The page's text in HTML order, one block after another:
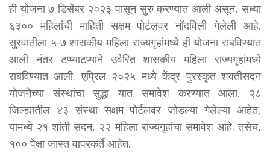
ही योजना ७ डिसेंबर २०२३ पासून सुरु करण्यात आली असून, सध्या
६३०० महिलांची माहिती सक्षम पोर्टलवर नोंदविली गेलेली आहे.
सुरवातीला ५-७ शासकीय महिला राज्यगृहांमध्ये ही योजना राबविण्यात
आली नंतर टप्प्याटप्याने उर्वरित शासकीय महिला राज्यगृहांमध्ये
राबविण्यात आली. एप्रिल २०२५ मध्ये केंद्र पुरस्कृत शक्तीसदन
योजनेच्या संस्थांचा सुद्धा यात समावेश करण्यात आला. २८
जिल्ह्यातील ४३ संस्था सक्षम पोर्टलवर जोडल्या गेलेल्या आहेत,
यामध्ये २१ शांती सदन, २२ महिला राज्यगृहांचा समावेश आहे. तसेच,
१०० पेक्षा जास्त वापरकर्ते आहेत.